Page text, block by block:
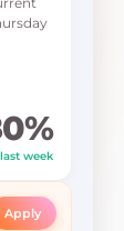
week
Apply